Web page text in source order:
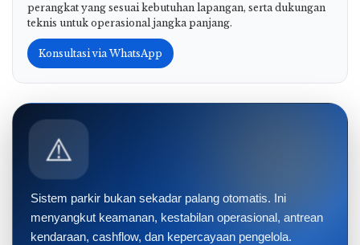
perangkat yang sesuai kebutuhan lapangan, serta dukungan
teknis untuk operasional jangka panjang.
Konsultasi via WhatsApp
⚠️
Sistem parkir bukan sekadar palang otomatis. Ini
menyangkut keamanan, kestabilan operasional, antrean
kendaraan, cashflow, dan kepercayaan pengelola.